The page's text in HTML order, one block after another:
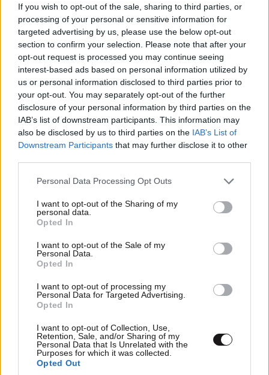
If you wish to opt-out of the sale, sharing to third parties, or
processing of your personal or sensitive information for
targeted advertising by us, please use the below opt-out
section to confirm your selection. Please note that after your
opt-out request is processed you may continue seeing
interest-based ads based on personal information utilized by
us or personal information disclosed to third parties prior to
your opt-out. You may separately opt-out of the further
disclosure of your personal information by third parties on the
IAB’s list of downstream participants. This information may
also be disclosed by us to third parties on the IAB’s List of
Downstream Participants that may further disclose it to other
Please note that this website/app uses one or more Google
not limited to your visit or usage behaviour. You may click to
grant or deny consent to Google and its third-party tags to
use your data for below specified purposes in below Google
consent section.
Personal Data Processing Opt Outs
I want to opt-out of the Sharing of my
personal data.
Opted In
I want to opt-out of the Sale of my
Personal Data.
Opted In
I want to opt-out of processing my
Personal Data for Targeted Advertising.
Opted In
I want to opt-out of Collection, Use,
Retention, Sale, and/or Sharing of my
Personal Data that Is Unrelated with the
Purposes for which it was collected.
Opted Out
στρατόπεδο MAGA
Ακολουθήστε το